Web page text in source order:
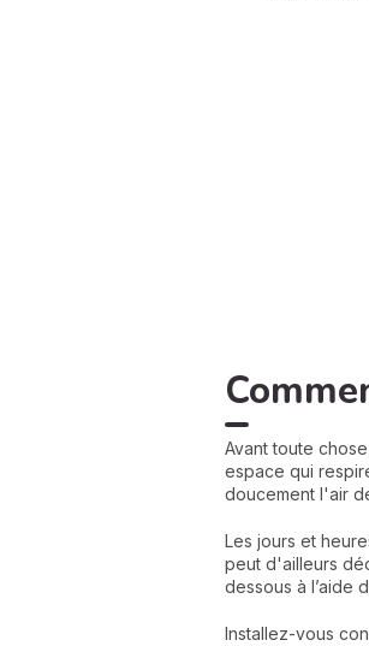
Avant toute
espace qui
doucement l'air
Les jours et
peut d'ailleurs
dessous à l’aide
Installez-vous